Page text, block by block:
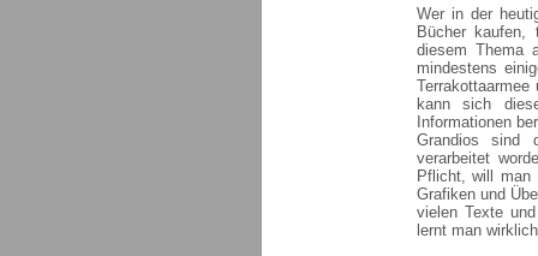
Wer in der
Bücher kaufen,
diesem Thema
mindestens
kann sich
Informationen
Grandios sind
verarbeitet
Pflicht, will man
Grafiken und
vielen Texte
lernt man